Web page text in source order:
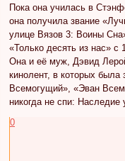
Пока она училась в
она получила звание
улице Вязов 3: Воины
«Только десять из нас» с
Она и её муж, Дэвид
кинолент, в которых была
Всемогущий», «Эван
никогда не спи:
0